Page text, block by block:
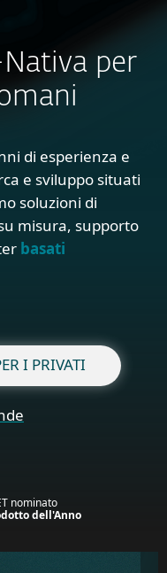
per
di esperienza e
e sviluppo situati
soluzioni di
misura, supporto
basati
I PRIVATI
nominato
dell'Anno